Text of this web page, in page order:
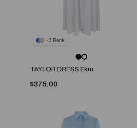
3
TAYLOR DRESS Ekru
$375.00